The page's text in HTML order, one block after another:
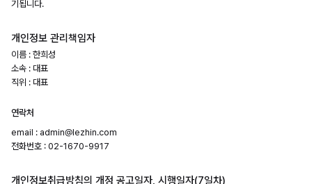
기됩니다.
개인정보 관리책임자
이름 : 한희성
소속 : 대표
직위 : 대표
연락처
email : admin@lezhin.com
전화번호 : 02-1670-9917
개인정보취급방침의 개정 공고일자, 시행일자(7일차)